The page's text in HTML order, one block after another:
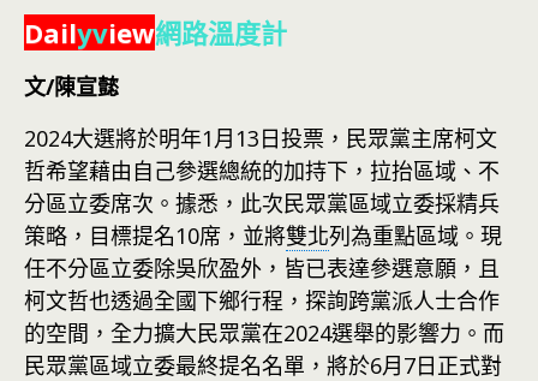
Dailyview網路溫度計
文/陳宣懿
2024大選將於明年1月13日投票，民眾黨主席柯文
哲希望藉由自己參選總統的加持下，拉抬區域、不
分區立委席次。據悉，此次民眾黨區域立委採精兵
策略，目標提名10席，並將雙北列為重點區域。現
任不分區立委除吳欣盈外，皆已表達參選意願，且
柯文哲也透過全國下鄉行程，探詢跨黨派人士合作
的空間，全力擴大民眾黨在2024選舉的影響力。而
民眾黨區域立委最終提名名單，將於6月7日正式對